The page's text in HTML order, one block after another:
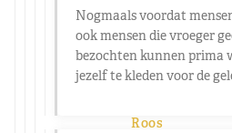
Nogmaals voordat
ook mensen die vroeger
bezochten kunnen prima
jezelf te kleden voor de
Roos